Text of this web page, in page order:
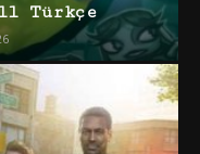
Türkçe